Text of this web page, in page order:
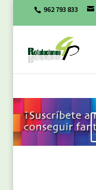
962 793 833